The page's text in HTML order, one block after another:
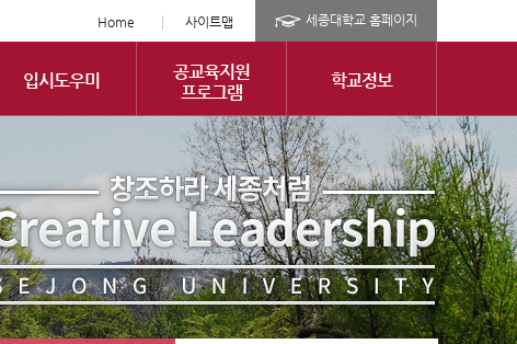
Home 사이트맵 세종대학교 홈페이지
입시도우미
공교육지원
프로그램
학교정보